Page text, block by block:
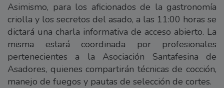
Asimismo, para los aficionados de la gastronomía
criolla y los secretos del asado, a las 11:00 horas se
dictará una charla informativa de acceso abierto. La
misma estará coordinada por profesionales
pertenecientes a la Asociación Santafesina de
Asadores, quienes compartirán técnicas de cocción,
manejo de fuegos y pautas de selección de cortes.